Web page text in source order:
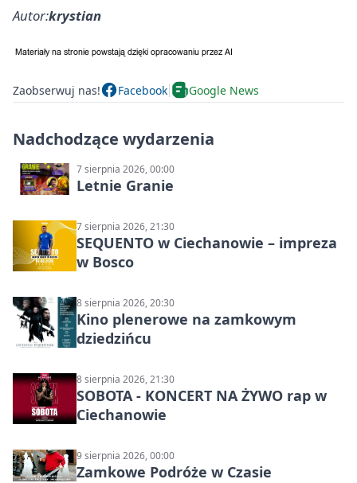
Autor:krystian
Zaobserwuj nas! Facebook Google News
Nadchodzące wydarzenia
7 sierpnia 2026, 00:00
Letnie Granie
7 sierpnia 2026, 21:30
SEQUENTO w Ciechanowie – impreza
w Bosco
8 sierpnia 2026, 20:30
Kino plenerowe na zamkowym
dziedzińcu
8 sierpnia 2026, 21:30
SOBOTA - KONCERT NA ŻYWO rap w
Ciechanowie
9 sierpnia 2026, 00:00
Zamkowe Podróże w Czasie